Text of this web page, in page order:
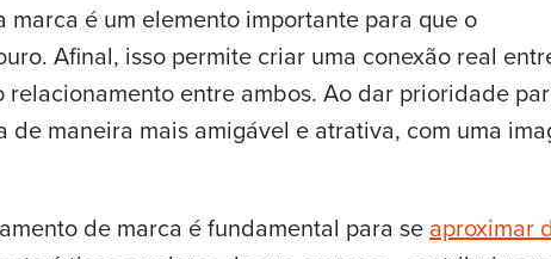
é um elemento importante para que o
Afinal, isso permite criar uma conexão real
relacionamento entre ambos. Ao dar prioridade
maneira mais amigável e atrativa, com uma
de marca é fundamental para seaproximar